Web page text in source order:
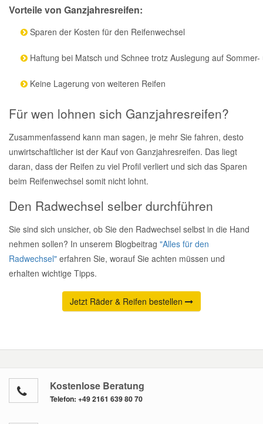
Vorteile von Ganzjahresreifen:
Sparen der Kosten für den Reifenwechsel
Haftung bei Matsch und Schnee trotz Auslegung auf
Keine Lagerung von weiteren Reifen
Für wen lohnen sich Ganzjahresreifen?
Zusammenfassend kann man sagen, je mehr Sie fahren, desto
unwirtschaftlicher ist der Kauf von Ganzjahresreifen. Das liegt
daran, dass der Reifen zu viel Profil verliert und sich das Sparen
beim Reifenwechsel somit nicht lohnt.
Den Radwechsel selber durchführen
Sie sind sich unsicher, ob Sie den Radwechsel selbst in die Hand
nehmen sollen? In unserem Blogbeitrag "Alles für den
Radwechsel" erfahren Sie, worauf Sie achten müssen und
erhalten wichtige Tipps.
Jetzt Räder & Reifen bestellen
Kostenlose Beratung
Telefon: +49 2161 639 80 70